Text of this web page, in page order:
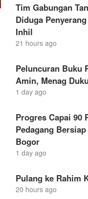
Tim Gabungan
Diduga
Inhil
21 hours ago
Peluncuran Buku
Amin, Menag
1 day ago
Progres Capai 90
Pedagang
Bogor
1 day ago
Pulang ke Rahim
20 hours ago